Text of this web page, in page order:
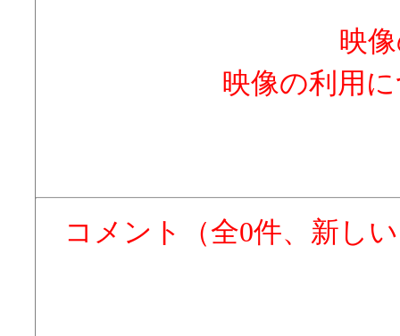
映
映像の利用
コメント（全0件、新し